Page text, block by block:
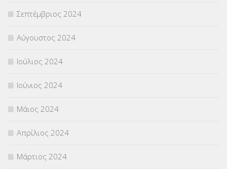
Σεπτέμβριος 2024
Αύγουστος 2024
Ιούλιος 2024
Ιούνιος 2024
Μάιος 2024
Απρίλιος 2024
Μάρτιος 2024